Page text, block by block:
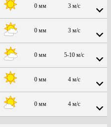
0 мм 3 м/с
0 мм 3 м/с
0 мм 5-10 м/с
0 мм 4 м/с
0 мм 4 м/с